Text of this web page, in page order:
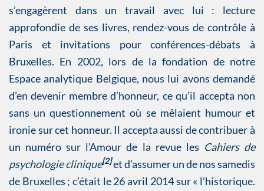
s’engagèrent dans un travail avec lui : lecture
approfondie de ses livres, rendez-vous de contrôle à
Paris et invitations pour conférences-débats à
Bruxelles. En 2002, lors de la fondation de notre
Espace analytique Belgique, nous lui avons demandé
d’en devenir membre d’honneur, ce qu’il accepta non
sans un questionnement où se mêlaient humour et
ironie sur cet honneur. Il accepta aussi de contribuer à
un numéro sur l’Amour de la revue les Cahiers de
psychologie clinique[2]et d’assumer un de nos samedis
de Bruxelles ; c’était le 26 avril 2014 sur « l’historique.